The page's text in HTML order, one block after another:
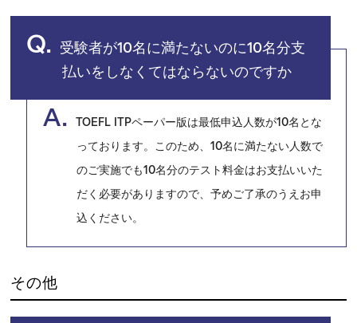
Q. 受験者が10名に満たないのに10名分支
払いをしなくてはならないのですか
A.
TOEFL ITPペーパー版は最低申込人数が10名とな
っております。このため、10名に満たない人数で
のご実施でも10名分のテスト料金はお支払いいた
だく必要がありますので、予めご了承のうえお申
込ください。
その他